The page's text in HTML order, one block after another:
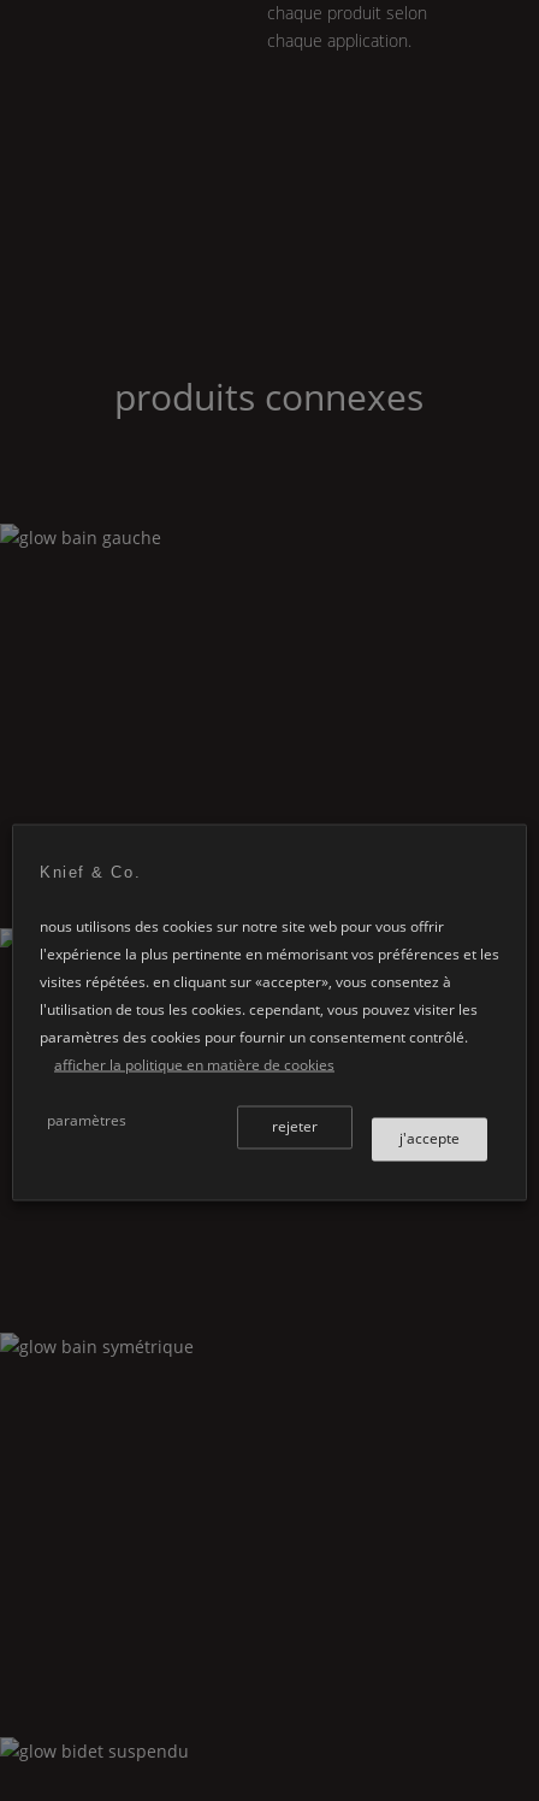
chaque produit selon
chaque application.
produits connexes
Glowbain droit
Knief & Co.
nous utilisons des cookies sur notre site web pour vous offrir
l'expérience la plus pertinente en mémorisant vos préférences et les
visites répétées. en cliquant sur «accepter», vous consentez à
l'utilisation de tous les cookies. cependant, vous pouvez visiter les
paramètres des cookies pour fournir un consentement contrôlé.
afficher la politique en matière de cookies
paramètres
j'accepte
rejeter